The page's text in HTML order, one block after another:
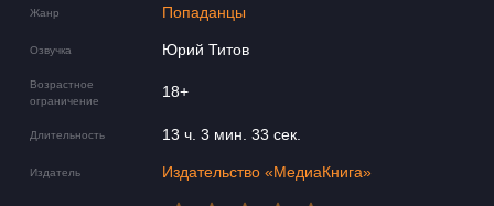
Жанр Попаданцы
Озвучка Юрий Титов
Возрастное
ограничение
18+
Длительность 13 ч. 3 мин. 33 сек.
Издатель Издательство «МедиаКнига»